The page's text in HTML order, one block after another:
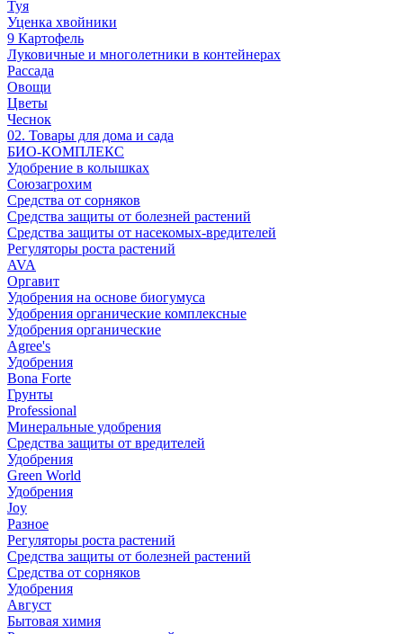
Туя
Уценка хвойники
9 Картофель
Луковичные и многолетники в контейнерах
Рассада
Овощи
Цветы
Чеснок
02. Товары для дома и сада
БИО-КОМПЛЕКС
Удобрение в колышках
Союзагрохим
Средства от сорняков
Средства защиты от болезней растений
Средства защиты от насекомых-вредителей
Регуляторы роста растений
AVA
Оргавит
Удобрения на основе биогумуса
Удобрения органические комплексные
Удобрения органические
Agree's
Удобрения
Bona Forte
Грунты
Professional
Минеральные удобрения
Средства защиты от вредителей
Удобрения
Green World
Удобрения
Joy
Разное
Регуляторы роста растений
Средства защиты от болезней растений
Средства от сорняков
Удобрения
Август
Бытовая химия